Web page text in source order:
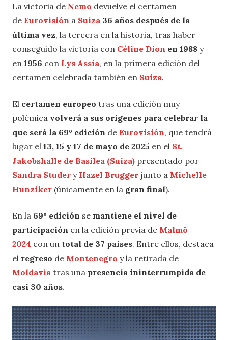
La victoria de Nemo devuelve el certamen
de Eurovisión a Suiza 36 años después de la
última vez, la tercera en la historia, tras haber
conseguido la victoria con Céline Dion en 1988 y
en 1956 con Lys Assia, en la primera edición del
certamen celebrada también en Suiza.
El certamen europeo tras una edición muy
polémica volverá a sus orígenes para celebrar la
que será la 69º edición de Eurovisión, que tendrá
lugar el 13, 15 y 17 de mayo de 2025 en el St.
Jakobshalle de Basilea (Suiza) presentado por
Sandra Studer y Hazel Brugger junto a Michelle
Hunziker (únicamente en la gran final).
En la 69º edición se mantiene el nivel de
participación en la edición previa de Malmö
2024 con un total de 37 países. Entre ellos, destaca
el regreso de Montenegro y la retirada de
Moldavia tras una presencia ininterrumpida de
casi 30 años.